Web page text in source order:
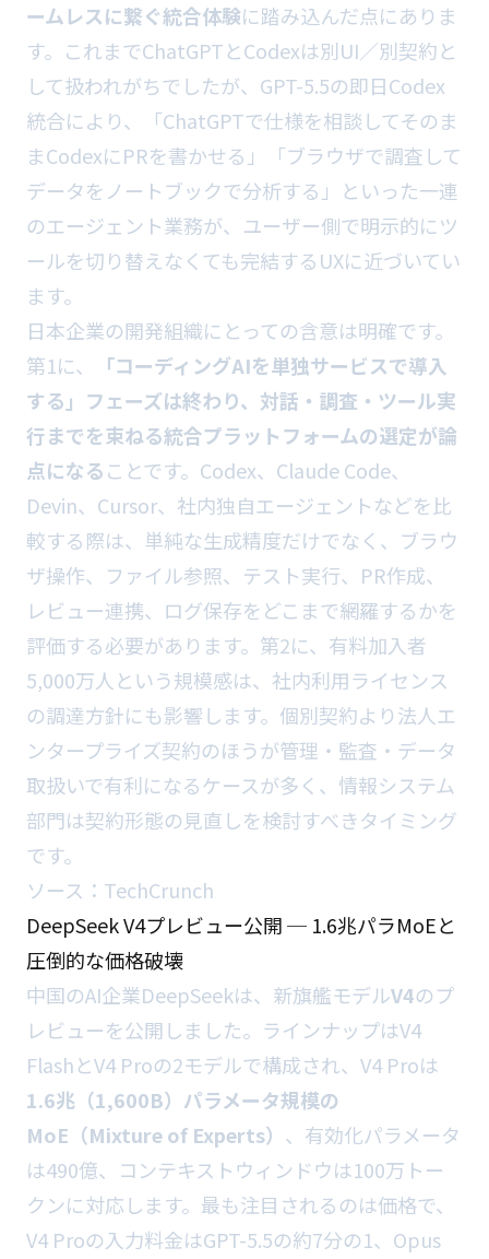
ームレスに繋ぐ統合体験に踏み込んだ点にありま
す。これまでChatGPTとCodexは別UI／別契約と
して扱われがちでしたが、GPT-5.5の即日Codex
統合により、「ChatGPTで仕様を相談してそのま
まCodexにPRを書かせる」「ブラウザで調査して
データをノートブックで分析する」といった一連
のエージェント業務が、ユーザー側で明示的にツ
ールを切り替えなくても完結するUXに近づいてい
ます。
日本企業の開発組織にとっての含意は明確です。
第1に、
「コーディングAIを単独サービスで導入
する」フェーズは終わり、対話・調査・ツール実
行までを束ねる統合プラットフォームの選定が論
点になることです。Codex、Claude Code、
Devin、Cursor、社内独自エージェントなどを比
較する際は、単純な生成精度だけでなく、ブラウ
ザ操作、ファイル参照、テスト実行、PR作成、
レビュー連携、ログ保存をどこまで網羅するかを
評価する必要があります。第2に、有料加入者
5,000万人という規模感は、社内利用ライセンス
の調達方針にも影響します。個別契約より法人エ
ンタープライズ契約のほうが管理・監査・データ
取扱いで有利になるケースが多く、情報システム
部門は契約形態の見直しを検討すべきタイミング
です。
ソース： TechCrunch
DeepSeek V4プレビュー公開 ─ 1.6兆パラMoEと
圧倒的な価格破壊
中国のAI企業DeepSeekは、新旗艦モデルV4のプ
レビューを公開しました。ラインナップはV4
FlashとV4 Proの2モデルで構成され、V4 Proは
1.6兆（1,600B）パラメータ規模の
MoE（Mixture of Experts） 、有効化パラメータ
は490億、コンテキストウィンドウは100万トー
クンに対応します。最も注目されるのは価格で、
V4 Proの入力料金はGPT-5.5の約7分の1、Opus